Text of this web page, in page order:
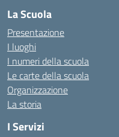
La Scuola
Presentazione
I luoghi
I numeri della scuola
Le carte della scuola
Organizzazione
La storia
I Servizi